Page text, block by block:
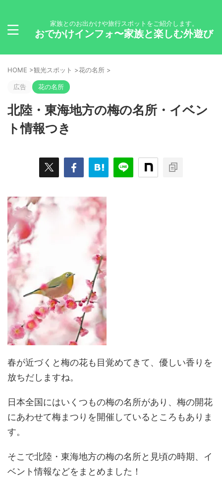
家族とのお出かけや旅行スポットをご紹介します。
おでかけインフォ〜家族と楽しむ外遊び
HOME >観光スポット >花の名所 >
広告 花の名所
北陸・東海地方の梅の名所・イベン
ト情報つき
春が近づくと梅の花も目覚めてきて、優しい香りを
放ちだしますね。
日本全国にはいくつもの梅の名所があり、梅の開花
にあわせて梅まつりを開催しているところもありま
す。
そこで北陸・東海地方の梅の名所と見頃の時期、イ
ベント情報などをまとめました！